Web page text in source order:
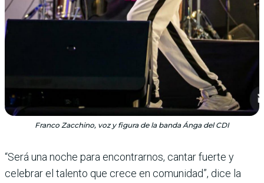
Franco Zacchino, voz y figura de la banda Ánga del CDI
“Será una noche para encontrarnos, cantar fuerte y
celebrar el talento que crece en comunidad”, dice la